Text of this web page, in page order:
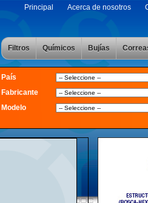
Principal Acerca de nosotros
Filtros Químicos Bujías
País
Fabricante
Modelo